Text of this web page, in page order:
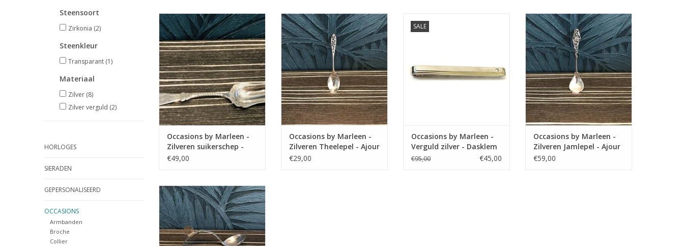
Steensoort
Zirkonia (2)
Steenkleur
Transparant (1)
Materiaal
Zilver (8)
Zilver verguld (2)
HORLOGES
SIERADEN
GEPERSONALISEERD
OCCASIONS
Armbanden
Broche
Collier
Occasions by Marleen Occasions
by Marleen - Zilveren suikerschep
- Hanekam
TOEVOEGEN AAN WINKELWAGEN
Occasions by Marleen -
Zilveren suikerschep -
Hanekam
€49,00
Occasions by Marleen Occasions
by Marleen - Zilveren Theelepel -
Ajour
TOEVOEGEN AAN WINKELWAGEN
Occasions by Marleen -
Zilveren Theelepel - Ajour
€29,00
SALE
by Marleen - Verguld zilver -
Occasions by Marleen -
Verguld zilver - Dasklem
- Zirkonia
€95,00 €45,00
Occasions by Marleen Occasions
by Marleen - Zilveren Jamlepel -
Ajour
TOEVOEGEN AAN WINKELWAGEN
Occasions by Marleen -
Zilveren Jamlepel - Ajour
€59,00
Occasions by Marleen Occasions
by Marleen - Zilveren roomlepel
biedermeyer
TOEVOEGEN AAN WINKELWAGEN